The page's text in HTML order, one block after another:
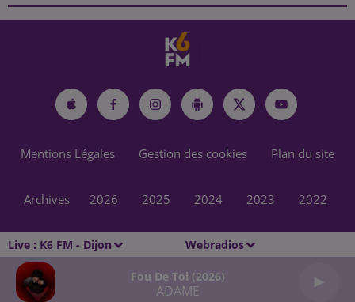
Live : K6 FM - Dijon Webradios
Fou De Toi (2026)
ADAME
Mentions Légales Gestion des cookies Plan du site
Archives 2026 2025 2024 2023 2022